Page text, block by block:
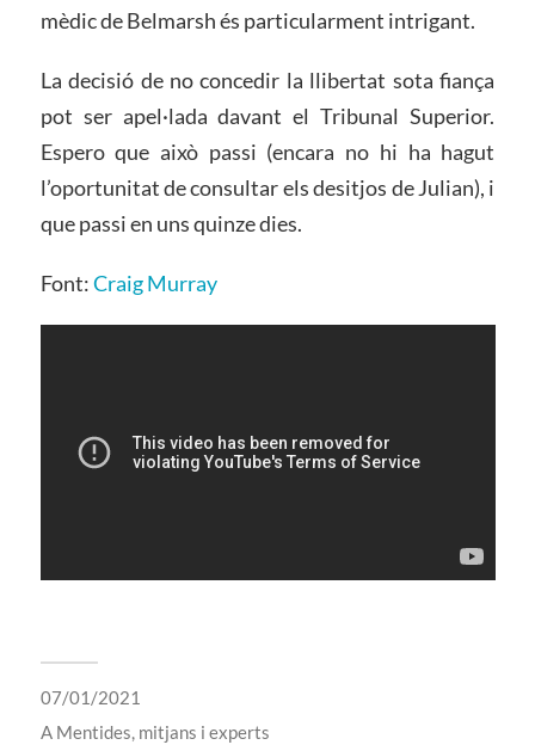
mèdic de Belmarsh és particularment intrigant.
La decisió de no concedir la llibertat sota fiança
pot ser apel·lada davant el Tribunal Superior.
Espero que això passi (encara no hi ha hagut
l’oportunitat de consultar els desitjos de Julian), i
que passi en uns quinze dies.
Font:Craig Murray
07/01/2021
A Mentides, mitjans i experts